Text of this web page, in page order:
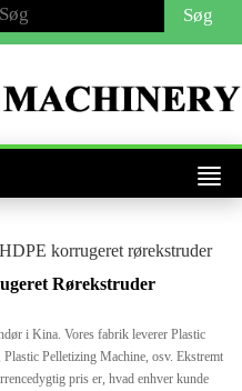
korrugeret rørekstruder
Rørekstruder
i Kina. Vores fabrik leverer Plastic
Pelletizing Machine, osv. Ekstremt
pris er, hvad enhver kunde